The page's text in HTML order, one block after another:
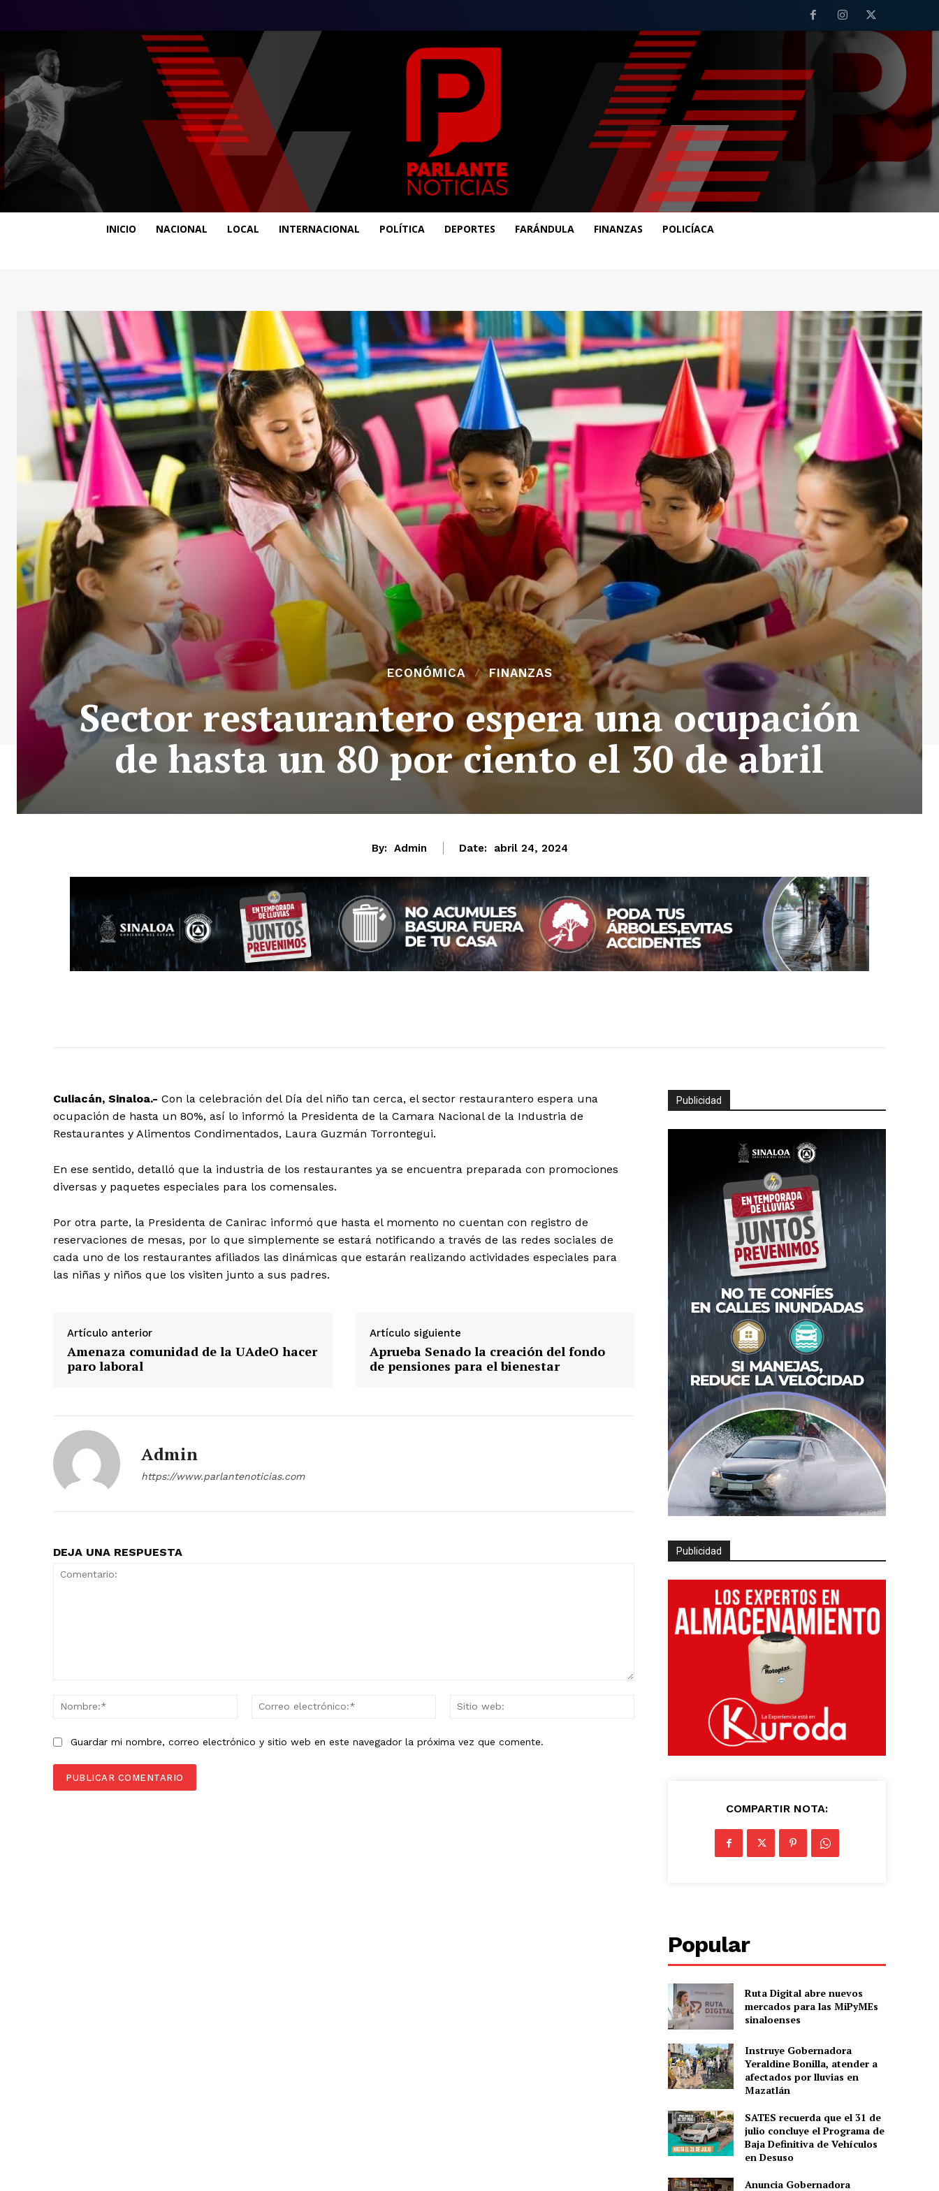
INICIO NACIONAL LOCAL INTERNACIONAL POLÍTICA DEPORTES FARÁNDULA FINANZAS POLICÍACA
ECONÓMICA FINANZAS
Sector restaurantero espera una ocupación
de hasta un 80 por ciento el 30 de abril
By: Admin Date: abril 24, 2024
Culiacán, Sinaloa.- Con la celebración del Día del niño tan cerca, el sector restaurantero espera una
ocupación de hasta un 80%, así lo informó la Presidenta de la Camara Nacional de la Industria de
Restaurantes y Alimentos Condimentados, Laura Guzmán Torrontegui.
En ese sentido, detalló que la industria de los restaurantes ya se encuentra preparada con promociones
diversas y paquetes especiales para los comensales.
Por otra parte, la Presidenta de Canirac informó que hasta el momento no cuentan con registro de
reservaciones de mesas, por lo que simplemente se estará notificando a través de las redes sociales de
cada uno de los restaurantes afiliados las dinámicas que estarán realizando actividades especiales para
las niñas y niños que los visiten junto a sus padres.
Artículo anterior
Amenaza comunidad de la UAdeO hacer
paro laboral
Artículo siguiente
Aprueba Senado la creación del fondo
de pensiones para el bienestar
Admin
https://www.parlantenoticias.com
DEJA UNA RESPUESTA
Nombre:*
Correo
Guardar mi nombre, correo electrónico y sitio web en este navegador la próxima vez que comente.
Publicidad
Publicidad
COMPARTIR NOTA:
Popular
Ruta Digital abre nuevos
mercados para las MiPyMEs
sinaloenses
Instruye Gobernadora
Yeraldine Bonilla, atender a
afectados por lluvias en
Mazatlán
SATES recuerda que el 31 de
julio concluye el Programa de
Baja Definitiva de Vehículos
en Desuso
Anuncia Gobernadora